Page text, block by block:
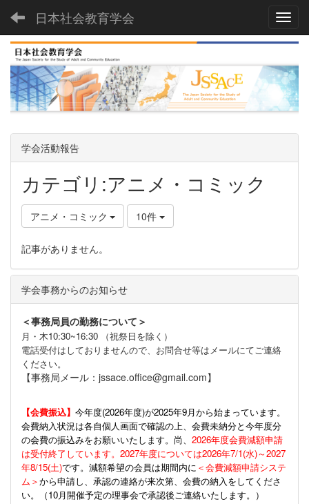
日本社会教育学会
学会活動報告
カテゴリ:アニメ・コミック
アニメ・コミック 10件
記事がありません。
学会事務からのお知らせ
＜事務局員の勤務について＞
月・木10:30~16:30 （祝祭日を除く）
電話受付はしておりませんので、お問合せ等はメールにてご連絡
ください。
【事務局メール：jssace.office@gmail.com】
【会費振込】 今年度(2026年度)が2025年9月から始まっています。
会費納入状況は各自個人画面で確認の上、会費未納分と今年度分
の会費の振込みをお願いいたします。尚、 2026年度会費減額申請
は受付終了しています。2027年度については2026年7/1(水)～2027
年8/15(土)です。減額希望の会員は期間内に ＜会費減額申請システ
ム＞から申請し、承認の連絡が来次第、会費の納入をしてくださ
い。（10月開催予定の理事会で承認後ご連絡いたします。）